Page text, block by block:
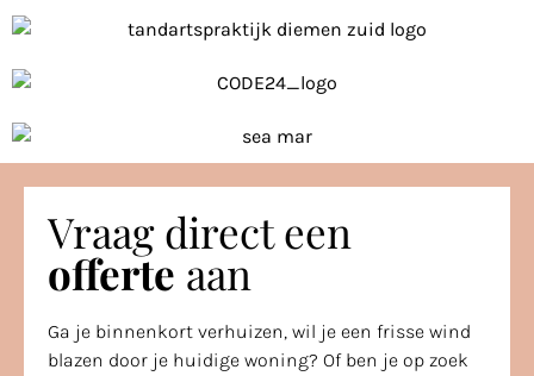
Vraag direct een
offerte aan
Ga je binnenkort verhuizen, wil je een frisse wind
blazen door je huidige woning? Of ben je op zoek